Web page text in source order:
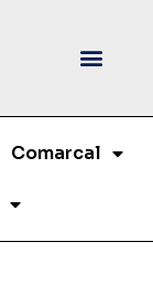
Comarcal